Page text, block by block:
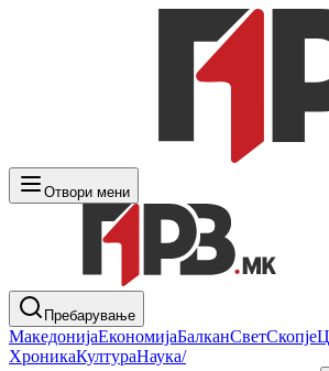
Отвори мени
Пребарување
МакедонијаЕкономијаБалканСветСкопје
ХроникаКултураНаука/